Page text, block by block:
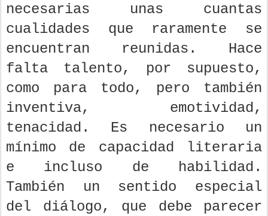
necesarias unas cuantas
cualidades que raramente se
encuentran reunidas. Hace
falta talento, por supuesto,
como para todo, pero también
inventiva, emotividad,
tenacidad. Es necesario un
mínimo de capacidad literaria
e incluso de habilidad.
También un sentido especial
del diálogo, que debe parecer